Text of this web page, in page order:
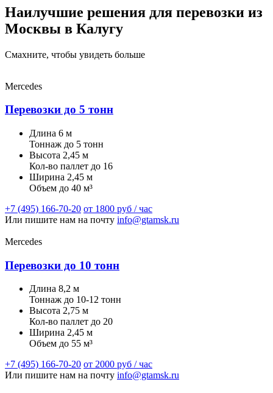
Наилучшие решения для перевозки из
Москвы в Калугу
Смахните, чтобы увидеть больше
Mercedes
Перевозки до 5 тонн
Длина 6 м
Тоннаж до 5 тонн
Высота 2,45 м
Кол-во паллет до 16
Ширина 2,45 м
Объем до 40 м³
+7 (495) 166-70-20 от 1800 руб / час
Или пишите нам на почту info@gtamsk.ru
Mercedes
Перевозки до 10 тонн
Длина 8,2 м
Тоннаж до 10-12 тонн
Высота 2,75 м
Кол-во паллет до 20
Ширина 2,45 м
Объем до 55 м³
+7 (495) 166-70-20 от 2000 руб / час
Или пишите нам на почту info@gtamsk.ru